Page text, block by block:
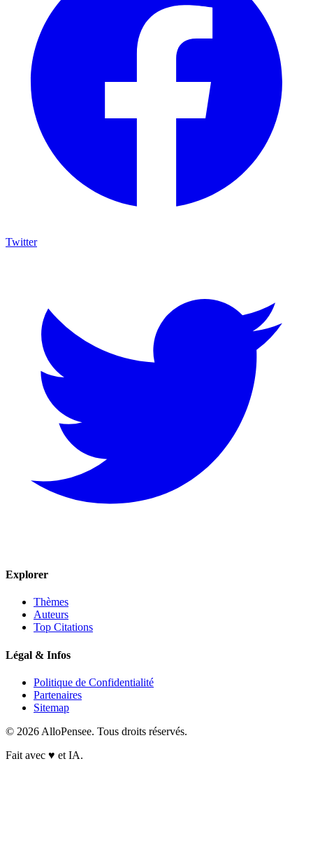
Twitter
Explorer
Thèmes
Auteurs
Top Citations
Légal & Infos
Politique de Confidentialité
Partenaires
Sitemap
© 2026 AlloPensee. Tous droits réservés.
Fait avec ♥ et IA.